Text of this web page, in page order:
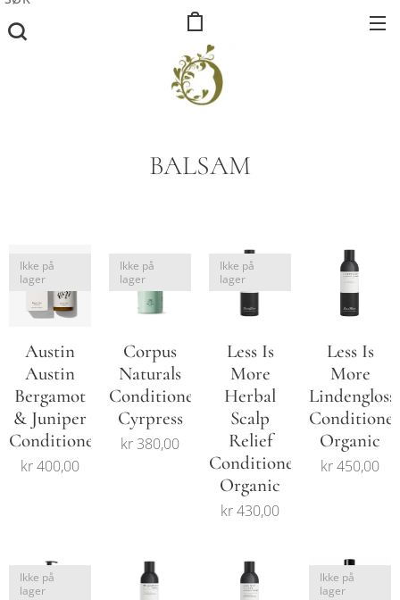
BALSAM
Austin
Austin
Bergamot
& Juniper
Conditioner
Ikke på
lager
kr400,00
Corpus
Naturals
Conditioner
Cyrpress
Ikke på
lager
kr 380,00
Less Is
More
Herbal
Scalp
Relief
Conditioner
Organic
Ikke på
lager
kr430,00
Less Is
More
Lindengloss
Conditioner
Organic
kr450,00
Ikke på
lager
Ikke på
lager